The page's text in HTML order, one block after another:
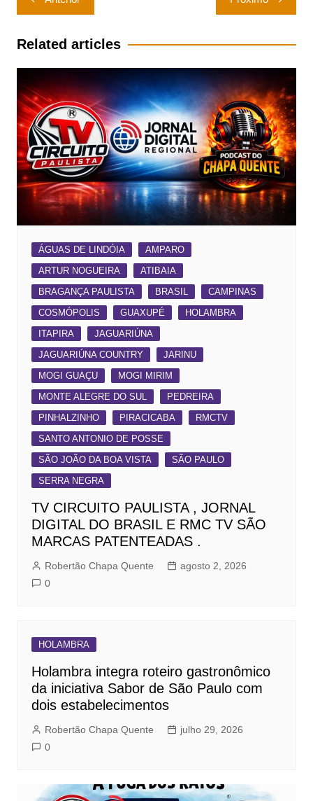
de
Post
Related articles
ÁGUAS DE LINDÓIA
AMPARO
ARTUR NOGUEIRA
ATIBAIA
BRAGANÇA PAULISTA
BRASIL
CAMPINAS
COSMÓPOLIS
GUAXUPÉ
HOLAMBRA
ITAPIRA
JAGUARIÚNA
JAGUARIÚNA COUNTRY
JARINU
MOGI GUAÇU
MOGI MIRIM
MONTE ALEGRE DO SUL
PEDREIRA
PINHALZINHO
PIRACICABA
RMCTV
SANTO ANTONIO DE POSSE
SÃO JOÃO DA BOA VISTA
SÃO PAULO
SERRA NEGRA
TV CIRCUITO PAULISTA , JORNAL
DIGITAL DO BRASIL E RMC TV SÃO
MARCAS PATENTEADAS .
Robertão Chapa Quente
agosto 2, 2026
0
HOLAMBRA
Holambra integra roteiro gastronômico
da iniciativa Sabor de São Paulo com
dois estabelecimentos
Robertão Chapa Quente
julho 29, 2026
0